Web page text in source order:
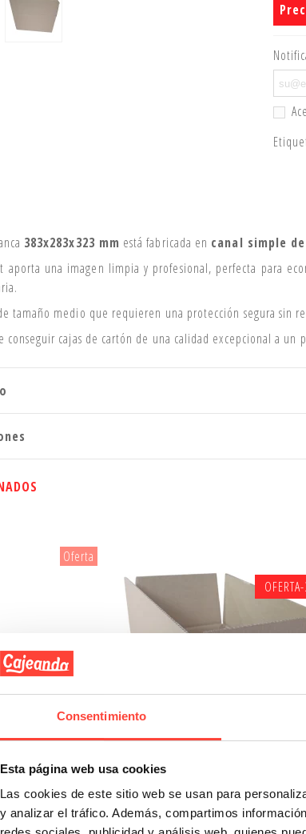
Consentimiento
Esta página web usa cookies
Las cookies de este sitio web se usan para
y analizar el tráfico. Además, compartimos
383x283x323 mm está fabricada en canal simple
aporta una imagen limpia y profesional, perfecta para
tamaño medio que requieren una protección segura sin
conseguir cajas de cartón de una calidad excepcional a un
Oferta
cm
OFERTA
CAJAS 006 EXTRA 38,3x28,3x17,5